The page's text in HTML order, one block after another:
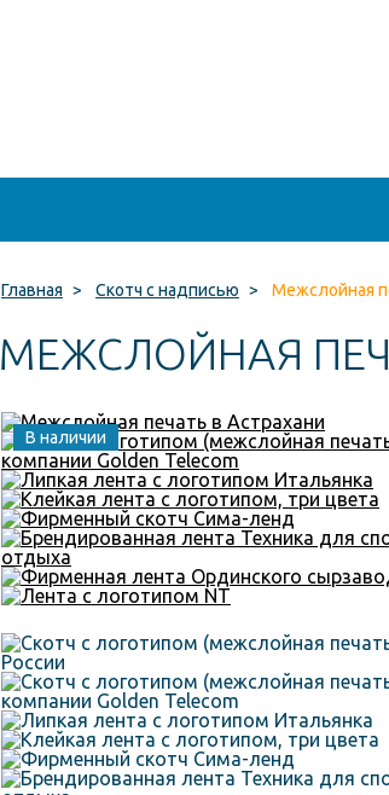
Главная > Скотч с надписью > Межслойная
МЕЖСЛОЙНАЯ
В наличии